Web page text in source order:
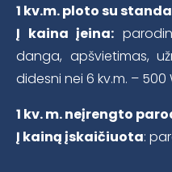
1 kv.m. ploto su
Į kaina įeina:
danga, apšvietimas,
didesni nei 6 kv.m. – 500
1 kv. m. neįrengto
Į kainą įskaičiuota: